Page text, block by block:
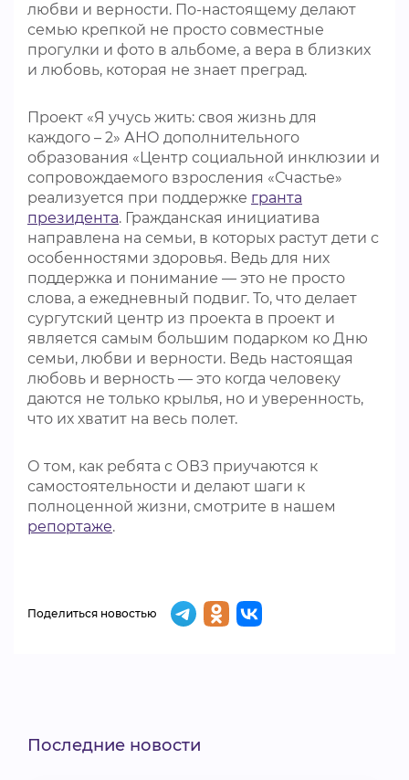
любви и верности. По-настоящему делают
семью крепкой не просто совместные
прогулки и фото в альбоме, а вера в близких
и любовь, которая не знает преград.
Проект «Я учусь жить: своя жизнь для
каждого – 2» АНО дополнительного
образования «Центр социальной инклюзии и
сопровождаемого взросления «Счастье»
реализуется при поддержке гранта
президента. Гражданская инициатива
направлена на семьи, в которых растут дети с
особенностями здоровья. Ведь для них
поддержка и понимание — это не просто
слова, а ежедневный подвиг. То, что делает
сургутский центр из проекта в проект и
является самым большим подарком ко Дню
семьи, любви и верности. Ведь настоящая
любовь и верность — это когда человеку
даются не только крылья, но и уверенность,
что их хватит на весь полет.
О том, как ребята с ОВЗ приучаются к
самостоятельности и делают шаги к
полноценной жизни, смотрите в нашем
репортаже.
Поделиться новостью
Последние новости